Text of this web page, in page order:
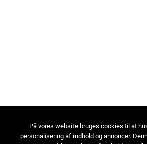
På vores website bruges cookies til at
personalisering af indhold og annoncer.